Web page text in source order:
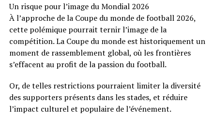
Un risque pour l’image du Mondial 2026
À l’approche de la Coupe du monde de football 2026,
cette polémique pourrait ternir l’image de la
compétition. La Coupe du monde est historiquement un
moment de rassemblement global, où les frontières
s’effacent au profit de la passion du football.
Or, de telles restrictions pourraient limiter la diversité
des supporters présents dans les stades, et réduire
l’impact culturel et populaire de l’événement.